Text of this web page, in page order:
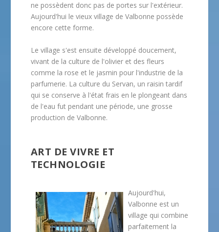
ne possèdent donc pas de portes sur l'extérieur.
Aujourd'hui le vieux village de Valbonne possède
encore cette forme.
Le village s'est ensuite développé doucement,
vivant de la culture de l'olivier et des fleurs
comme la rose et le jasmin pour l'industrie de la
parfumerie. La culture du Servan, un raisin tardif
qui se conserve à l'état frais en le plongeant dans
de l'eau fut pendant une période, une grosse
production de Valbonne.
ART DE VIVRE ET
TECHNOLOGIE
Aujourd'hui,
Valbonne est un
village qui combine
parfaitement la